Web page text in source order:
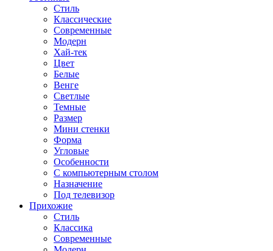
Стиль
Классические
Современные
Модерн
Хай-тек
Цвет
Белые
Венге
Светлые
Темные
Размер
Мини стенки
Форма
Угловые
Особенности
С компьютерным столом
Назначение
Под телевизор
Прихожие
Стиль
Классика
Современные